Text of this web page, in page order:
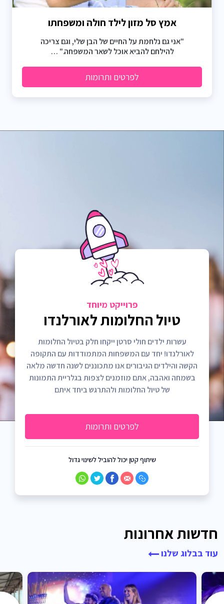
אמץ סל מזון לילד חולה ומשפחתו
"אני גם נלחמת על החיים של הבן שלי, וגם צריכה
להילחם להביא אוכל לשאר המשפחה." …
לפרטים ותרומות
פרוייקט מיוחד
טיול החלומות לאורלנדו
עשרות ילדים חולי סרטן ייקחו חלק בטיול החלומות
לאורלנדו! יחד עם המשפחות המתמודדות עם התקופה
הקשה והילדים הגיבורים אנו מתכוננים לשנה חדשה מלאה
בשמחה ואהבה, אתם מוזמנים לצפות בגלריית התמונות
של טיול החלומות ולהתרגש ביחד איתם
לפרטים ותרומות
שיתוף קטן יכול להוביל לשינוי גדול
חדשות אחרונות
עוד בבלוג שלנו